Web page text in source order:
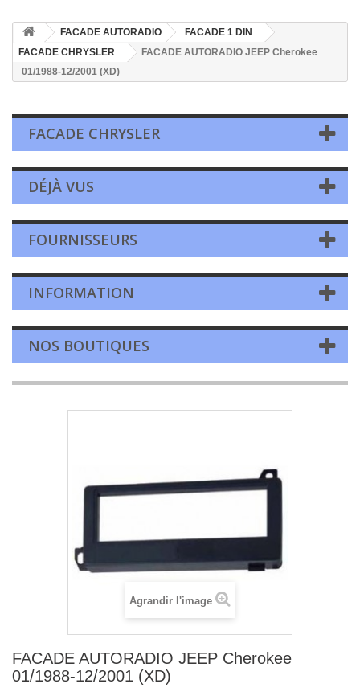
FACADE AUTORADIO
FACADE 1 DIN
FACADE CHRYSLER
FACADE AUTORADIO JEEP Cherokee
01/1988-12/2001 (XD)
FACADE CHRYSLER
DÉJÀ VUS
FOURNISSEURS
INFORMATION
NOS BOUTIQUES
Agrandir l'image
FACADE AUTORADIO JEEP Cherokee
01/1988-12/2001 (XD)